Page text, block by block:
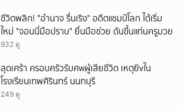
ชีวิตพลิก! "อำนาจ รื่นเริง" อดีตแชมป์โลก ได้เริ่ม
ใหม่ "จอนนี่มือปราบ" ยื่นมือช่วย ดันขึ้นแท่นครูมวย
932 ดู
สุดเศร้า ครอบครัวรับศwผู้เสียชีวิต เหตุยิvใน
โรงเรียนเทพศิรินทร์ นนทบุรี
249 ดู